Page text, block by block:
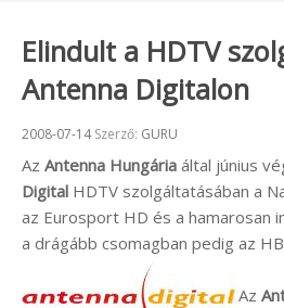
Elindult a HDTV
Antenna Digitalon
Beküldve:
2008-07-14Szerző: GURU
Az Antenna Hungária által június
Digital HDTV szolgáltatásában a
az Eurosport HD és a hamarosan
a drágább csomagban pedig az
Az